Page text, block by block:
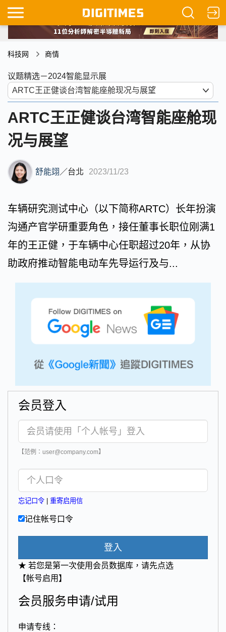
科技网 商情
议题精选－2024智能显示展
ARTC王正健谈台湾智能座舱现
况与展望
舒能翊 ／台北 2023/11/23
车辆研究测试中心（以下简称ARTC）长年扮演
沟通产官学研重要角色，接任董事长职位刚满1
年的王正健，于车辆中心任职超过20年，从协
助政府推动智能电动车先导运行及与...
会员登入
【范例：user@company.com】
忘记口令 重寄启用信
记住帐号口令
登入
★ 若您是第一次使用会员数据库，请先点选
【帐号启用】
会员服务申请/试用
申请专线：